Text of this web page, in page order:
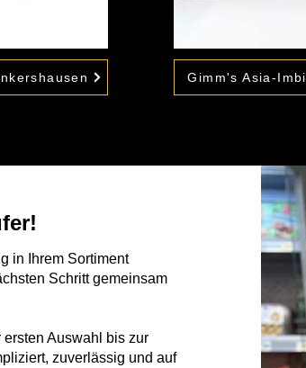
Gimm's Asia-
in Ihrem Sortiment
Schritt gemeinsam
Auswahl bis zur
zuverlässig und auf